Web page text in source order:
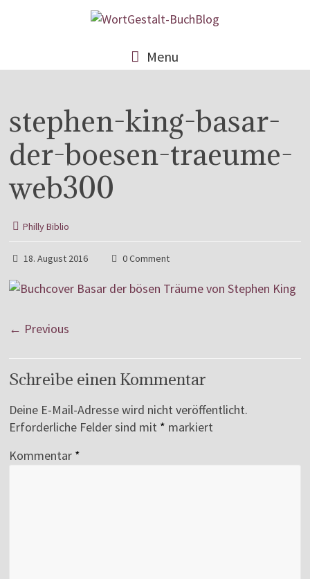
Menu
stephen-king-basar-
der-boesen-traeume-
web300
Philly Biblio
18. August 2016 0 Comment
← Previous
Schreibe einen Kommentar
Deine E-Mail-Adresse wird nicht veröffentlicht.
Erforderliche Felder sind mit * markiert
Kommentar *